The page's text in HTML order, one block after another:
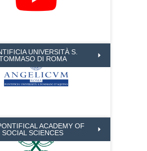
UNIVERSITÀ S.
DI ROMA
ACADEMY OF
SOCIAL SCIENCES